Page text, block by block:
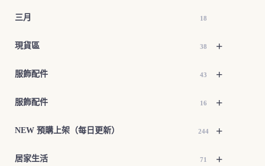
三月 18
+
現貨區 38
+
服飾配件 43
+
服飾配件 16
+
NEW 預購上架（每日更新） 244
+
居家生活 71